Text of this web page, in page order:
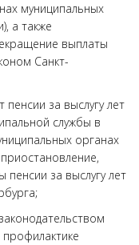
муниципальных
а также
выплаты
Санкт-
за выслугу лет
службы в
органах
за выслугу лет